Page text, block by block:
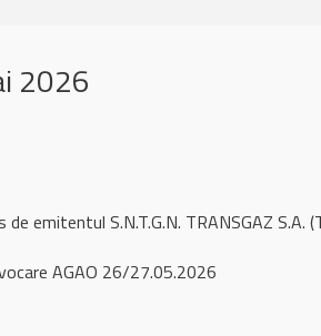
2026
emitentul S.N.T.G.N. TRANSGAZ
AGAO 26/27.05.2026